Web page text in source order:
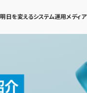
日を変えるシステム運用メディア